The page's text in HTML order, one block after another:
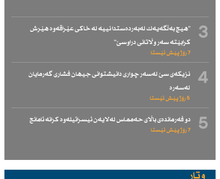
3
"هیچ بەڵگەیەك لەبەردەستدا نییە لە خاكی عێراقەوە هێرش
كرابێتە سەر وڵاتانی دراوسێ"
7 رۆژ پێش ئێستا
4
نزیكەی سێ لەسەر چواری دانیشتوانی جیهان فشاری گەرمایان
لەسەرە
5 رۆژ پێش ئێستا
5 دو فەرماندەی باڵای حەممـاس لەلایەن ئیسرائیلەوە كرانە ئامانج
7 رۆژ پێش ئێستا
وتار